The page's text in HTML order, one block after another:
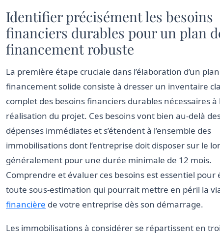
Identifier précisément les besoins
financiers durables pour un plan
financement robuste
La première étape cruciale dans l’élaboration d’un
financement solide consiste à dresser un inventaire
complet des besoins financiers durables nécessaires à
réalisation du projet. Ces besoins vont bien au-delà
dépenses immédiates et s’étendent à l’ensemble des
immobilisations dont l’entreprise doit disposer sur le
généralement pour une durée minimale de 12 mois.
Comprendre et évaluer ces besoins est essentiel pour
toute sous-estimation qui pourrait mettre en péril la
financière de votre entreprise dès son démarrage.
Les immobilisations à considérer se répartissent en